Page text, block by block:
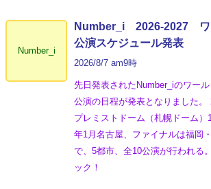
Number_i
Number_i 2026‐2027 ワ
公演スケジュール発表
2026/8/7 am9時
先日発表されたNumber_iのワー
公演の日程が発表となりました。
プレミストドーム（札幌ドーム）
年1月名古屋、ファイナルは福岡
で、5都市、全10公演が行われ
ック！